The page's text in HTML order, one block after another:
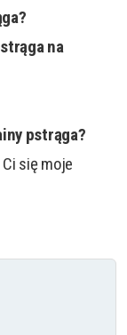
na
pstrąga?
się moje